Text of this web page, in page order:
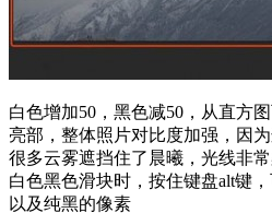
白色增加50，黑色减50，从直方
亮部，整体照片对比度加强，因
很多云雾遮挡住了晨曦，光线非
白色黑色滑块时，按住键盘alt键
以及纯黑的像素